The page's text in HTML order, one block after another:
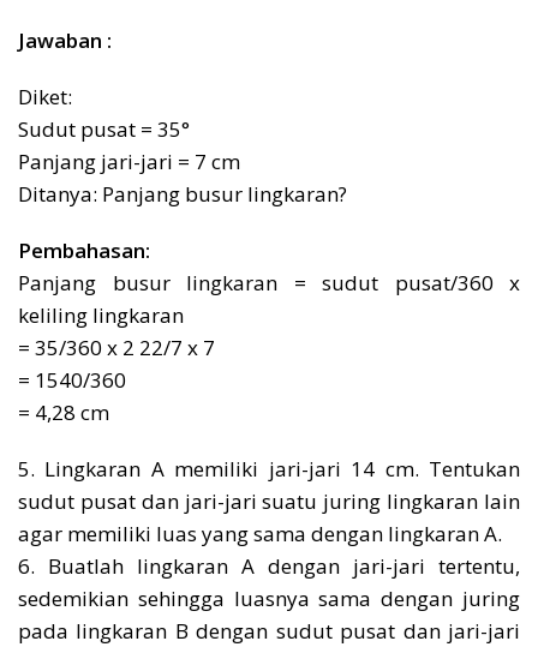
Jawaban :
Diket:
Sudut pusat = 35°
Panjang jari-jari = 7 cm
Ditanya: Panjang busur lingkaran?
Pembahasan:
Panjang busur lingkaran = sudut pusat/360 x
keliling lingkaran
= 35/360 x 2 22/7 x 7
= 1540/360
= 4,28 cm
5. Lingkaran A memiliki jari-jari 14 cm. Tentukan
sudut pusat dan jari-jari suatu juring lingkaran lain
agar memiliki luas yang sama dengan lingkaran A.
6. Buatlah lingkaran A dengan jari-jari tertentu,
sedemikian sehingga luasnya sama dengan juring
pada lingkaran B dengan sudut pusat dan jari-jari